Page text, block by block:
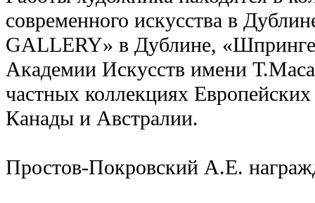
современного искусства в
GALLERY» в Дублине,
Академии Искусств имени
частных коллекциях
Канады и Австралии.
Простов-Покровский А.Е.